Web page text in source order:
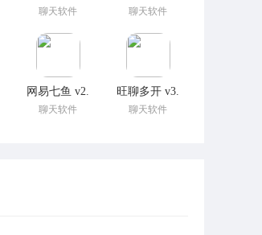
聊天软件 聊天软件
网易七鱼 v2.
聊天软件
旺聊多开 v3.
聊天软件